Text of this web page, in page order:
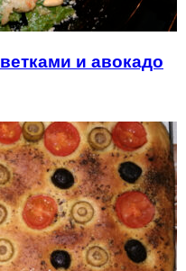
и авокадо